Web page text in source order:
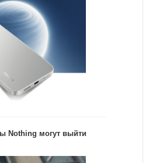
Nothing могут выйти